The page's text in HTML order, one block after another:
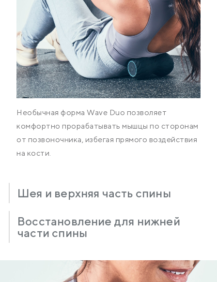
Необычная форма Wave Duo позволяет
комфортно прорабатывать мышцы по сторонам
от позвоночника, избегая прямого воздействия
на кости.
Шея и верхняя часть спины
Восстановление для нижней
части спины